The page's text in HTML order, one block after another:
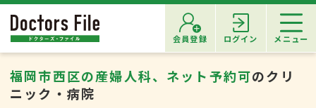
会員登録 ログイン メニュー
福岡市西区の産婦人科、ネット予約可のクリ
ニック・病院